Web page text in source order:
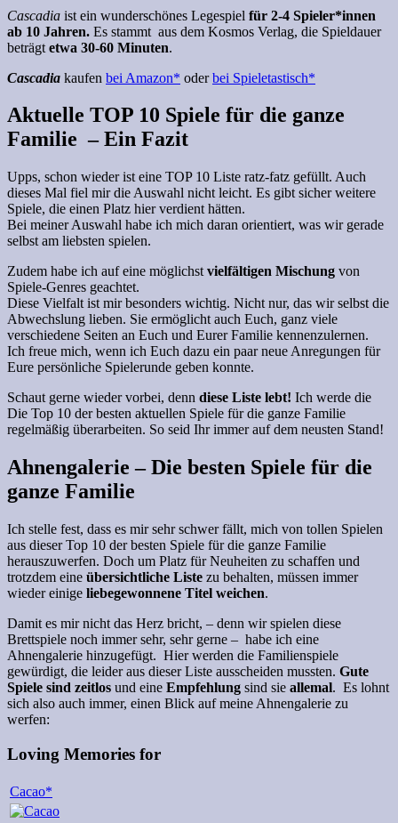
Cascadia ist ein wunderschönes Legespiel für 2-4 Spieler*innen
ab 10 Jahren. Es stammt aus dem Kosmos Verlag, die Spieldauer
beträgt etwa 30-60 Minuten.
Cascadia kaufen bei Amazon* oderbei Spieletastisch*
Aktuelle TOP 10 Spiele für die ganze
Familie – Ein Fazit
Upps, schon wieder ist eine TOP 10 Liste ratz-fatz gefüllt. Auch
dieses Mal fiel mir die Auswahl nicht leicht. Es gibt sicher weitere
Spiele, die einen Platz hier verdient hätten.
Bei meiner Auswahl habe ich mich daran orientiert, was wir gerade
selbst am liebsten spielen.
Zudem habe ich auf eine möglichst vielfältigen Mischung von
Spiele-Genres geachtet.
Diese Vielfalt ist mir besonders wichtig. Nicht nur, das wir selbst die
Abwechslung lieben. Sie ermöglicht auch Euch, ganz viele
verschiedene Seiten an Euch und Eurer Familie kennenzulernen.
Ich freue mich, wenn ich Euch dazu ein paar neue Anregungen für
Eure persönliche Spielerunde geben konnte.
Schaut gerne wieder vorbei, denn diese Liste lebt! Ich werde die
Die Top 10 der besten aktuellen Spiele für die ganze Familie
regelmäßig überarbeiten. So seid Ihr immer auf dem neusten Stand!
Ahnengalerie – Die besten Spiele für die
ganze Familie
Ich stelle fest, dass es mir sehr schwer fällt, mich von tollen Spielen
aus dieser Top 10 der besten Spiele für die ganze Familie
herauszuwerfen. Doch um Platz für Neuheiten zu schaffen und
trotzdem eine übersichtliche Liste zu behalten, müssen immer
wieder einige liebegewonnene Titel weichen.
Damit es mir nicht das Herz bricht, – denn wir spielen diese
Brettspiele noch immer sehr, sehr gerne – habe ich eine
Ahnengalerie hinzugefügt. Hier werden die Familienspiele
gewürdigt, die leider aus dieser Liste ausscheiden mussten. Gute
Spiele sind zeitlos und eine Empfehlung sind sie allemal. Es lohnt
sich also auch immer, einen Blick auf meine Ahnengalerie zu
werfen:
Loving Memories for
Cacao*